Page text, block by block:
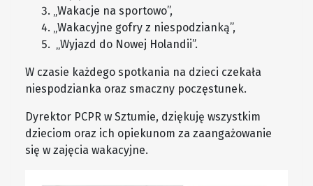
„Wakacje na sportowo”,
„Wakacyjne gofry z niespodzianką”,
„Wyjazd do Nowej Holandii”.
W czasie każdego spotkania na dzieci czekała
niespodzianka oraz smaczny poczęstunek.
Dyrektor PCPR w Sztumie, dziękuję wszystkim
dzieciom oraz ich opiekunom za zaangażowanie
się w zajęcia wakacyjne.